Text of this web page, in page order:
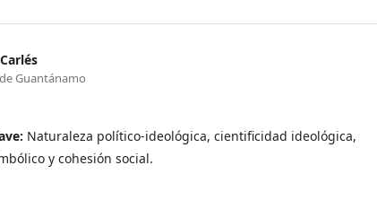
Guantánamo
Naturaleza político-ideológica, cientificidad ideológica,
y cohesión social.